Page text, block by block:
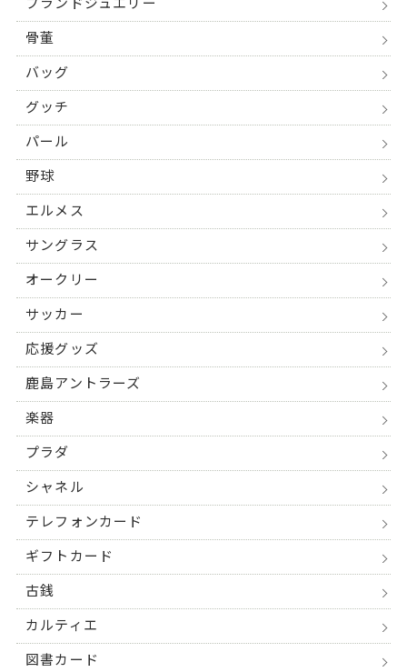
ブランドジュエリー
骨董
バッグ
グッチ
パール
野球
エルメス
サングラス
オークリー
サッカー
応援グッズ
鹿島アントラーズ
楽器
プラダ
シャネル
テレフォンカード
ギフトカード
古銭
カルティエ
図書カード